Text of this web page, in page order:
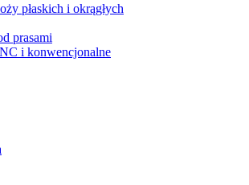
płaskich i okrągłych
prasami
i konwencjonalne